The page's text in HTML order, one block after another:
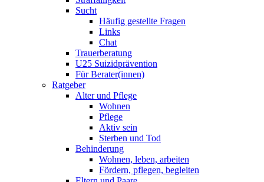
Sucht
Häufig gestellte Fragen
Links
Chat
Trauerberatung
U25 Suizidprävention
Für Berater(innen)
Ratgeber
Alter und Pflege
Wohnen
Pflege
Aktiv sein
Sterben und Tod
Behinderung
Wohnen, leben, arbeiten
Fördern, pflegen, begleiten